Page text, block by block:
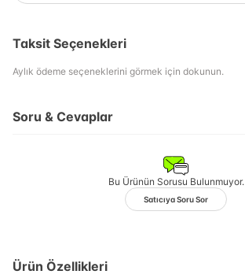
Taksit Seçenekleri
Aylık ödeme seçeneklerini görmek için dokunun.
Soru & Cevaplar
Bu Ürünün Sorusu Bulunmuyor.
Satıcıya Soru Sor
Ürün Özellikleri